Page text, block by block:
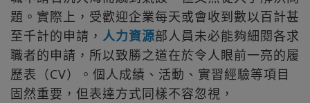
題。實際上，受歡迎企業每天或會收到數以百計甚
至千計的申請， 人力資源部人員未必能夠細閱各求
職者的申請，所以致勝之道在於令人眼前一亮的履
歷表（CV）。個人成績、活動、實習經驗等項目
固然重要，但表達方式同樣不容忽視，